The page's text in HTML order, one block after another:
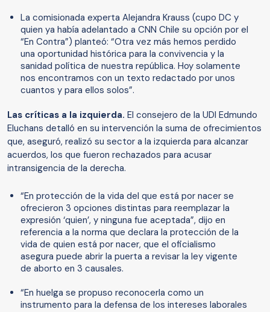
La comisionada experta Alejandra Krauss (cupo DC y
quien ya había adelantado a CNN Chile su opción por el
“En Contra”) planteó: “Otra vez más hemos perdido
una oportunidad histórica para la convivencia y la
sanidad política de nuestra república. Hoy solamente
nos encontramos con un texto redactado por unos
cuantos y para ellos solos”.
Las críticas a la izquierda. El consejero de la UDI Edmundo
Eluchans detalló en su intervención la suma de ofrecimientos
que, aseguró, realizó su sector a la izquierda para alcanzar
acuerdos, los que fueron rechazados para acusar
intransigencia de la derecha.
“En protección de la vida del que está por nacer se
ofrecieron 3 opciones distintas para reemplazar la
expresión ‘quien’, y ninguna fue aceptada”, dijo en
referencia a la norma que declara la protección de la
vida de quien está por nacer, que el oficialismo
asegura puede abrir la puerta a revisar la ley vigente
de aborto en 3 causales.
“En huelga se propuso reconocerla como un
instrumento para la defensa de los intereses laborales